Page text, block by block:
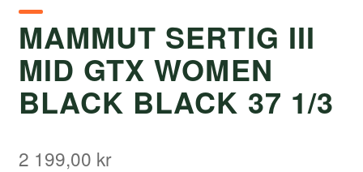
Varumärken
Väljare
MAMMUT SERTIG III
MID GTX WOMEN
BLACK BLACK 37 1/3
2 199,00 kr